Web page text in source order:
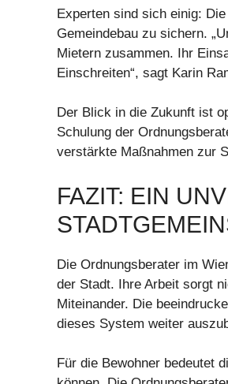
Experten sind sich einig:
Gemeindebau zu sichern.
Mietern zusammen. Ihr
Einschreiten“, sagt Karin
Der Blick in die Zukunft ist
Schulung der
verstärkte Maßnahmen zur
FAZIT: EIN
Die Ordnungsberater im
der Stadt. Ihre Arbeit sorgt
Miteinander. Die
dieses System weiter
Für die Bewohner bedeutet